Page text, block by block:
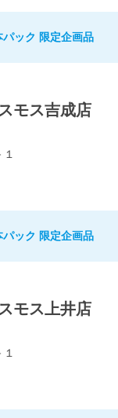
ック 限定企画品
モス吉成店
ック 限定企画品
モス上井店